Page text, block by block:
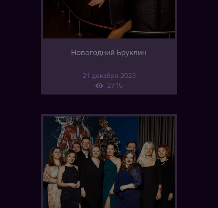
Новогодний Бруклин
21 декабря 2023
2715